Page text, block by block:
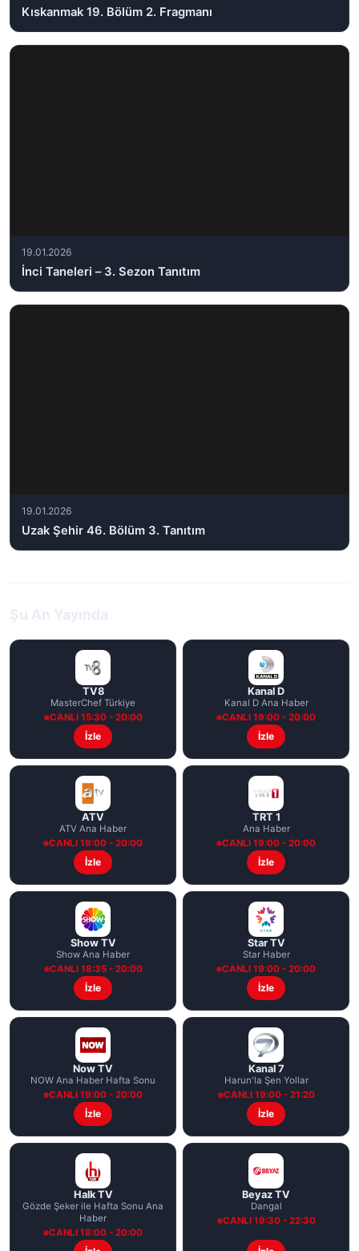
Kıskanmak 19. Bölüm 2. Fragmanı
19.01.2026
İnci Taneleri – 3. Sezon Tanıtım
19.01.2026
Uzak Şehir 46. Bölüm 3. Tanıtım
TV8
MasterChef Türkiye
CANLI 15:30 - 20:00
İzle
Kanal D
Kanal D Ana Haber
CANLI 19:00 - 20:00
İzle
ATV
ATV Ana Haber
CANLI 19:00 - 20:00
İzle
TRT 1
Ana Haber
CANLI 19:00 - 20:00
İzle
Show TV
Show Ana Haber
CANLI 18:35 - 20:00
İzle
Star TV
Star Haber
CANLI 19:00 - 20:00
İzle
Now TV
NOW Ana Haber Hafta Sonu
CANLI 19:00 - 20:00
İzle
Kanal 7
Harun'la Şen Yollar
CANLI 19:00 - 21:20
İzle
Halk TV
Gözde Şeker ile Hafta Sonu Ana
Haber
CANLI 18:00 - 20:00
Beyaz TV
Dangal
CANLI 19:30 - 22:30